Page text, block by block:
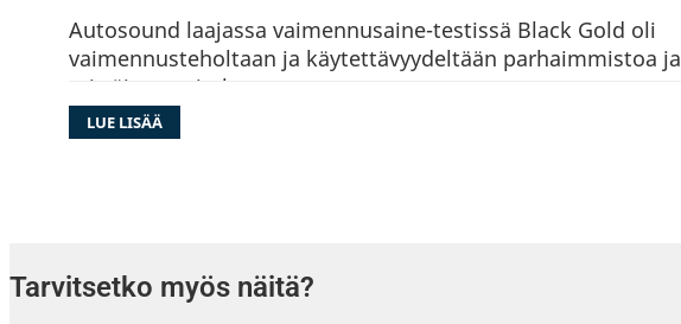
Autosound laajassa vaimennusaine-testissä Black Gold oli
vaimennusteholtaan ja käytettävyydeltään parhaimmistoa ja
erittäin suositeltavaa.
STP Black Gold on 2,3mm paksua butyylikumista valmistettua
LUE LISÄÄ
Tarvitsetko myös näitä?